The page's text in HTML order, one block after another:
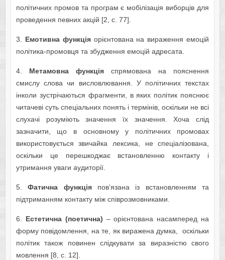
політичних промов та програм є мобілізація виборців для
проведення певних акцій [2, с. 77].
3. Емотивна функціяорієнтована на вираження емоцій
політика-промовця та збудження емоцій адресата.
4. Метамовна функціяспрямована на пояснення
смислу слова чи висловлювання. У політичних текстах
інколи зустрічаються фрагменти, в яких політик пояснює
читачеві суть спеціальних понять і термінів, оскільки не всі
слухачі розуміють значення їх значення. Хоча слід
зазначити, що в основному у політичних промовах
використовується звичайка лексика, не спеціалізована,
оскільки це перешкоджає встановленню контакту і
утримання уваги аудиторії.
5.Фатична функціяпов’язана із встановленням та
підтриманням контакту між співрозмовниками.
6. Естетична (поетична) – орієнтована насамперед на
форму повідомлення, на те, як виражена думка, оскільки
політик також повинен слідкувати за виразністю свого
мовлення [8, с. 12].